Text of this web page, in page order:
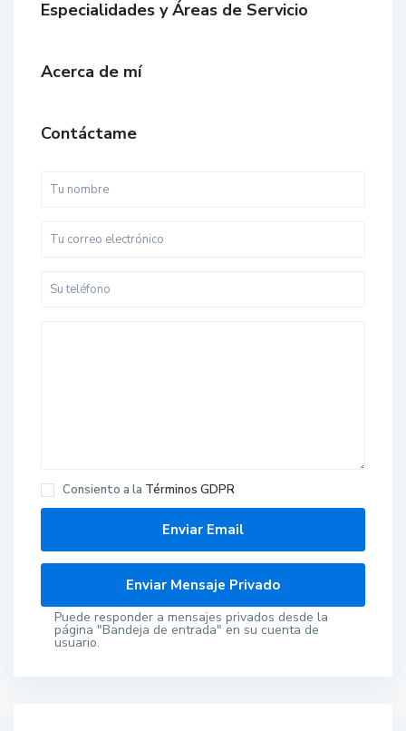
Especialidades y Áreas de Servicio
Acerca de mí
Contáctame
Consiento a la Términos GDPR
Puede responder a mensajes privados desde la
página "Bandeja de entrada" en su cuenta de
usuario.